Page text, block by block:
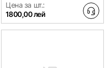
Цена за шт.:
1800,00 лей